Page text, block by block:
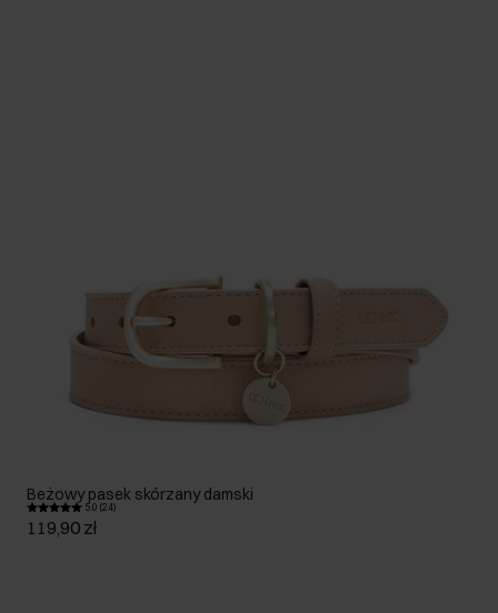
Beżowy pasek skórzany damski
5.0 (24)
119,90 zł